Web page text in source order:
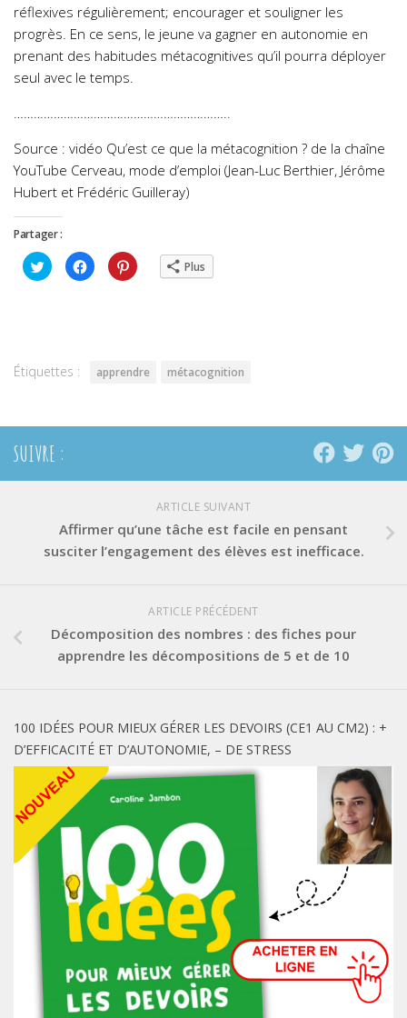
réflexives régulièrement; encourager et souligner les
progrès. En ce sens, le jeune va gagner en autonomie en
prenant des habitudes métacognitives qu’il pourra déployer
seul avec le temps.
Source : vidéo Qu’est ce que la métacognition ? de la chaîne
YouTube Cerveau, mode d’emploi (Jean-Luc Berthier, Jérôme
Hubert et Frédéric Guilleray)
Partager :
Cliquez
pour
partager
Cliquez
pour
partager
Cliquez
pour Plus
Étiquettes : apprendre métacognition
SUIVRE :
ARTICLE SUIVANT
Affirmer qu’une tâche est facile en pensant
susciter l’engagement des élèves est inefficace.
ARTICLE PRÉCÉDENT
Décomposition des nombres : des fiches pour
apprendre les décompositions de 5 et de 10
100 IDÉES POUR MIEUX GÉRER LES DEVOIRS (CE1 AU CM2) : +
D’EFFICACITÉ ET D’AUTONOMIE, – DE STRESS